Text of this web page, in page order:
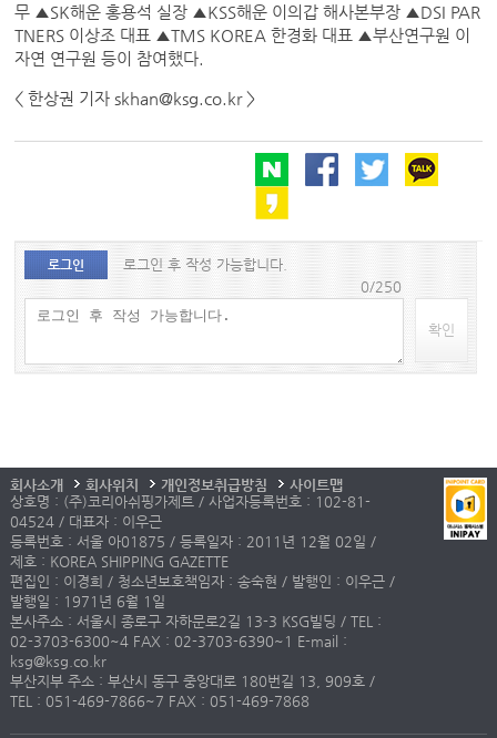
무 ▲SK해운 홍용석 실장 ▲KSS해운 이의갑 해사본부장 ▲DSI PAR
TNERS 이상조 대표 ▲TMS KOREA 한경화 대표 ▲부산연구원 이
자연 연구원 등이 참여했다.
< 한상권 기자 skhan@ksg.co.kr >
로그인
로그인 후 작성 가능합니다.
0/250
확인
회사소개 회사위치 개인정보취급방침
사이트맵
상호명 : (주)코리아쉬핑가제트 / 사업자등록번호 : 102-81-
04524 / 대표자 : 이우근
등록번호 : 서울 아01875 / 등록일자 : 2011년 12월 02일 /
제호 : KOREA SHIPPING GAZETTE
편집인 : 이경희 / 청소년보호책임자 : 송숙현 / 발행인 : 이우근 /
발행일 : 1971년 6월 1일
본사주소 : 서울시 종로구 자하문로2길 13-3 KSG빌딩 / TEL :
02-3703-6300~4 FAX : 02-3703-6390~1 E-mail :
ksg@ksg.co.kr
부산지부 주소 : 부산시 동구 중앙대로 180번길 13, 909호 /
TEL : 051-469-7866~7 FAX : 051-469-7868